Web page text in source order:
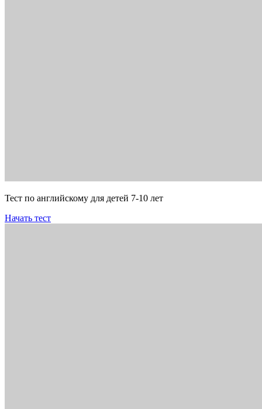
Тест по английскому для детей 7-10 лет
Начать тест